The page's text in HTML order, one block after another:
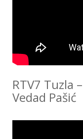
RTV7 Tuzla
Vedad Pašić